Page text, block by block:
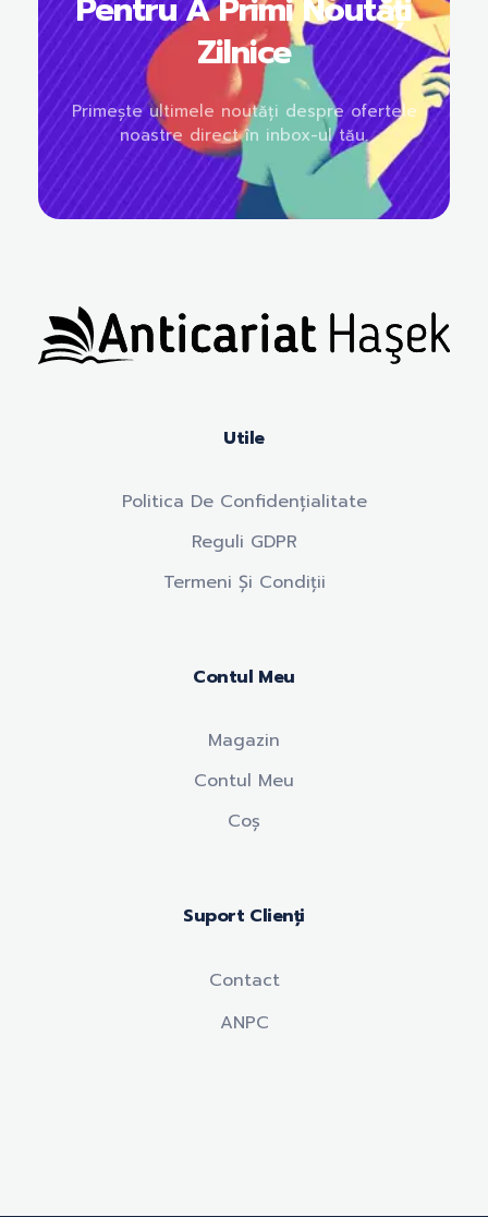
Zilnice
Primește ultimele noutăți despre ofertele
noastre direct în inbox-ul tău.
Utile
Politica De Confidențialitate
Reguli GDPR
Termeni Și Condiții
Contul Meu
Magazin
Contul Meu
Coș
Suport Clienți
Contact
ANPC